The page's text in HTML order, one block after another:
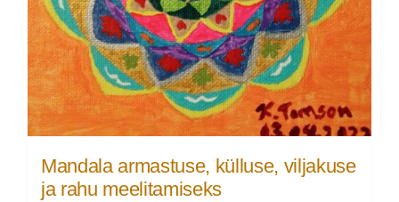
Mandala armastuse, külluse, viljakuse
ja rahu meelitamiseks